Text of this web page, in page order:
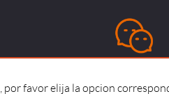
por favor elija la opcion